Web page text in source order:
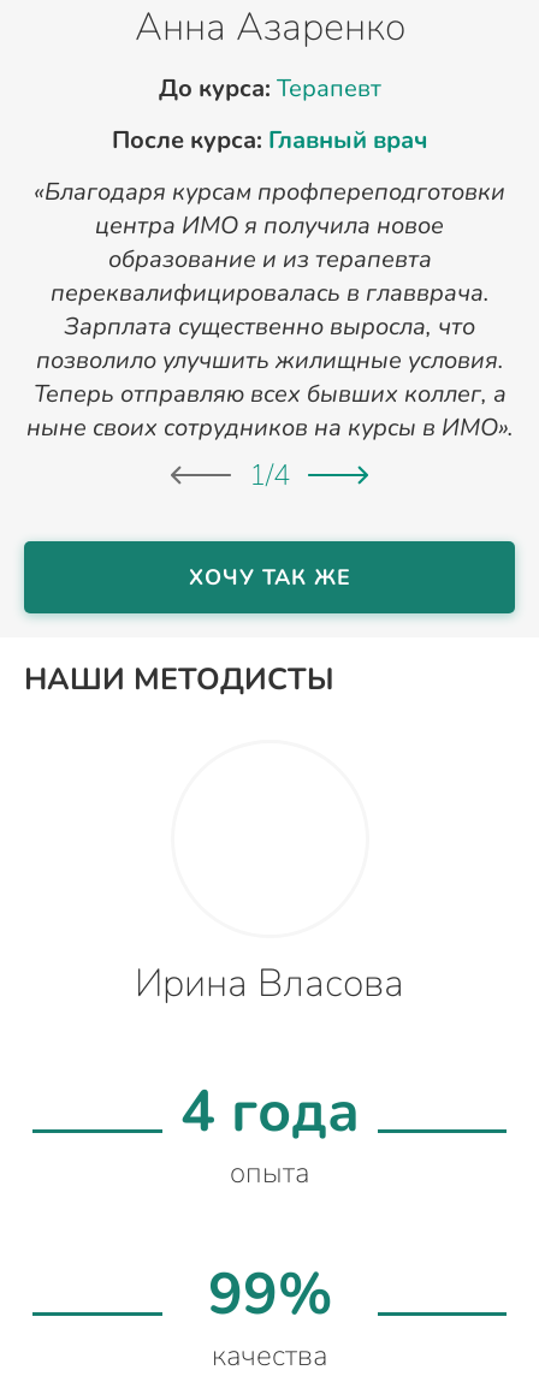
Анна Азаренко
До курса: Терапевт
После курса: Главный врач
«Благодаря курсам профпереподготовки
центра ИМО я получила новое
образование и из терапевта
переквалифицировалась в главврача.
Зарплата существенно выросла, что
позволило улучшить жилищные условия.
Теперь отправляю всех бывших коллег, а
ныне своих сотрудников на курсы в ИМО».
1/4
ХОЧУ ТАК ЖЕ
НАШИ МЕТОДИСТЫ
Ирина Власова
4 года
опыта
99%
качества